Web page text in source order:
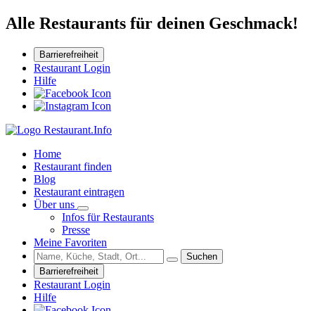
Alle Restaurants für deinen Geschmack!
Barrierefreiheit
Restaurant Login
Hilfe
Home
Restaurant finden
Blog
Restaurant eintragen
Über uns
Infos für Restaurants
Presse
Meine Favoriten
Suchen
Barrierefreiheit
Restaurant Login
Hilfe